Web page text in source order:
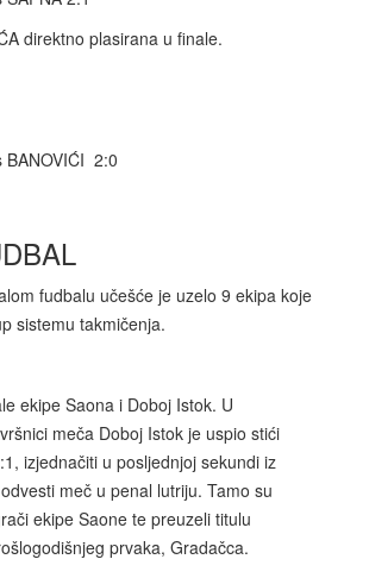
direktno plasirana u finale.
BANOVIĆI 2:0
fudbalu učešće je uzelo 9 ekipa koje
sistemu takmičenja.
ekipe Saona i Doboj Istok. U
meča Doboj Istok je uspio stići
izjednačiti u posljednjoj sekundi iz
meč u penal lutriju. Tamo su
ekipe Saone te preuzeli titulu
prvaka, Gradačca.